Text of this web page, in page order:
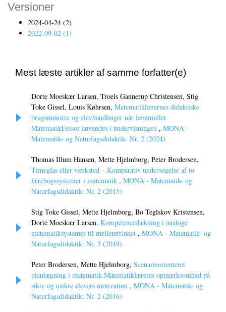
Versioner
2024-04-24 (2)
2022-09-02 (1)
Mest læste artikler af samme forfatter(e)
Dorte Moeskær Larsen, Troels Gannerup Christensen, Stig
Toke Gissel, Louis Køhrsen, Matematiklærernes didaktiske
brugsmønstre og elevhandlinger når læremidlet
MatematikFessor anvendes i undervisningen , MONA -
Matematik- og Naturfagsdidaktik: Nr. 2 (2024)
Thomas Illum Hansen, Mette Hjelmborg, Peter Brodersen,
Timeglas eller værksted – Komparativ undersøgelse af to
lærebogssystemer i matematik , MONA - Matematik- og
Naturfagsdidaktik: Nr. 2 (2015)
Stig Toke Gissel, Mette Hjelmborg, Bo Teglskov Kristensen,
Dorte Moeskær Larsen, Kompetencedækning i analoge
matematiksystemer til mellemtrinnet , MONA - Matematik- og
Naturfagsdidaktik: Nr. 3 (2019)
Peter Brodersen, Mette Hjelmborg, Scenarieorienteret
planlægning i matematik Matematiklæreres opmærksomhed på
sikre og usikre elevers motivation , MONA - Matematik- og
Naturfagsdidaktik: Nr. 2 (2016)